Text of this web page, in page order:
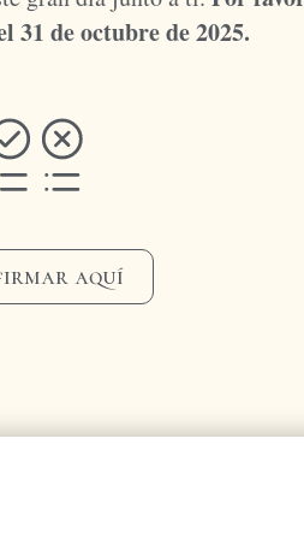
31 de octubre de 2025.
aquí